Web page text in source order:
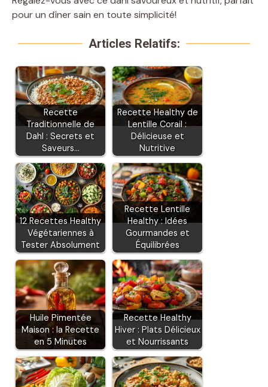
pour un dîner sain en toute simplicité!
Articles Relatifs:
Recette
Traditionnelle de
Dahl : Secrets et
Saveurs…
Recette Healthy de
Lentille Corail :
Délicieuse et
Nutritive
12 Recettes Healthy
Végétariennes à
Tester Absolument
Recette Lentille
Healthy : Idées
Gourmandes et
Équilibrées
Huile Pimentée
Maison : la Recette
en 5 Minutes
Recette Healthy
Hiver : Plats Délicieux
et Nourrissants